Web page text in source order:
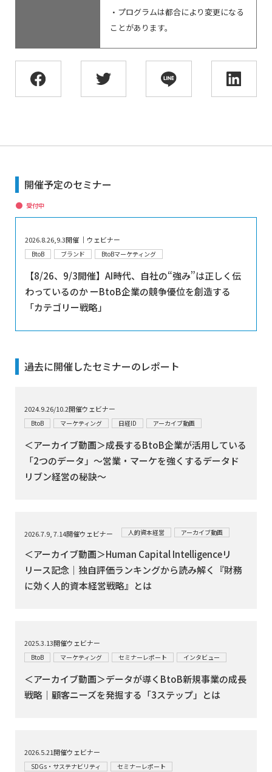
・プログラムは都合により変更になる
ことがあります。
開催予定のセミナー
受付中
2026.8.26,9.3開催 │ウェビナー
BtoB ブランド BtoBマーケティング
【8/26、9/3開催】AI時代、自社の“強み”は正しく伝
わっているのか ーBtoB企業の競争優位を創造する
「カテゴリー戦略」
過去に開催したセミナーのレポート
2024.9.26/10.2開催ウェビナー
BtoB マーケティング 日経ID アーカイブ動画
＜アーカイブ動画＞成長するBtoB企業が活用している
「2つのデータ」～営業・マーケを強くするデータド
リブン経営の秘訣～
2026.7.9, 7.14開催ウェビナー 人的資本経営 アーカイブ動画
＜アーカイブ動画＞Human Capital Intelligenceリ
リース記念｜独自評価ランキングから読み解く『財務
に効く人的資本経営戦略』とは
2025.3.13開催ウェビナー
BtoB マーケティング セミナーレポート インタビュー
＜アーカイブ動画＞データが導くBtoB新規事業の成長
戦略｜顧客ニーズを発掘する「3ステップ」とは
2026.5.21開催ウェビナー
SDGs・サステナビリティ セミナーレポート